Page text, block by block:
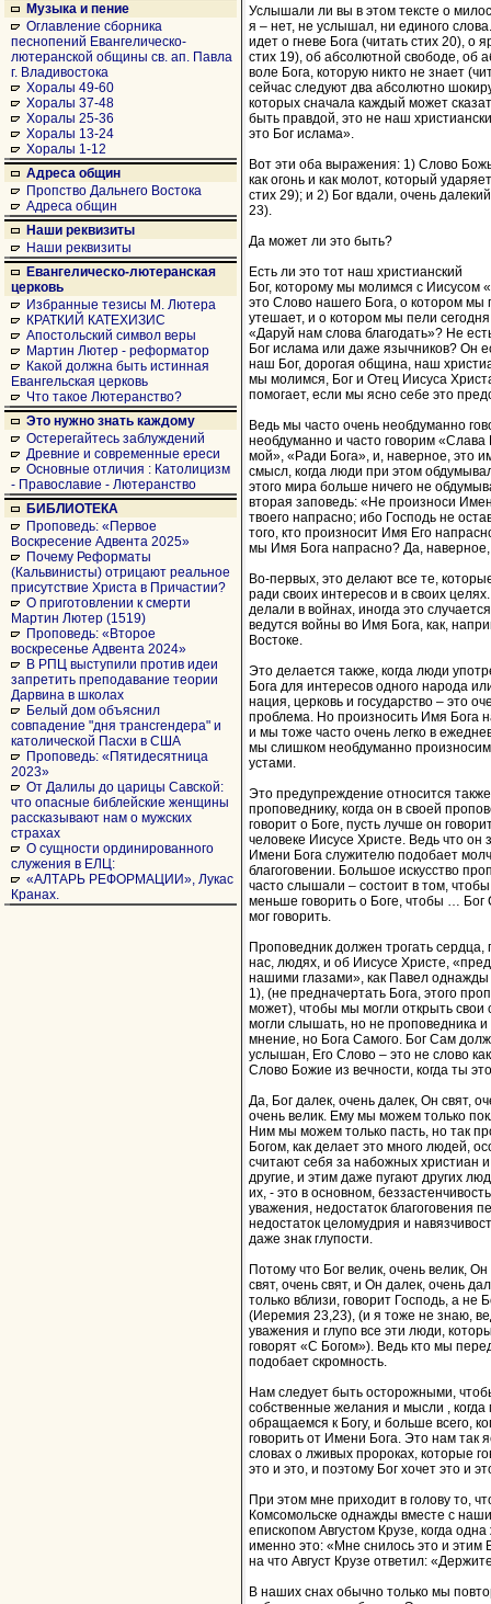
Музыка и пение
Оглавление сборника
песнопений Евангелическо-
лютеранской общины св. ап. Павла
г. Владивостока
Хоралы 49-60
Хоралы 37-48
Хоралы 25-36
Хоралы 13-24
Хоралы 1-12
Адреса общин
Пропство Дальнего Востока
Адреса общин
Наши реквизиты
Наши реквизиты
Евангелическо-лютеранская
церковь
Избранные тезисы М. Лютера
КРАТКИЙ КАТЕХИЗИС
Апостольский символ веры
Мартин Лютер - реформатор
Какой должна быть истинная
Евангельская церковь
Что такое Лютеранство?
Это нужно знать каждому
Остерегайтесь заблуждений
Древние и современные ереси
Основные отличия : Католицизм
- Православие - Лютеранство
БИБЛИОТЕКА
Проповедь: «Первое
Воскресение Адвента 2025»
Почему Реформаты
(Кальвинисты) отрицают реальное
присутствие Христа в Причастии?
О приготовлении к смерти
Мартин Лютер (1519)
Проповедь: «Второе
воскресенье Адвента 2024»
В РПЦ выступили против идеи
запретить преподавание теории
Дарвина в школах
Белый дом объяснил
совпадение "дня трансгендера" и
католической Пасхи в США
Проповедь: «Пятидесятница
2023»
От Далилы до царицы Савской:
что опасные библейские женщины
рассказывают нам о мужских
страхах
О сущности ординированного
служения в ЕЛЦ:
«АЛТАРЬ РЕФОРМАЦИИ», Лукас
Кранах.
Услышали ли вы в этом тексте о
я – нет, не услышал, ни единого
идет о гневе Бога (читать стих 20), о
стих 19), об абсолютной свободе, об
воле Бога, которую никто не знает
сейчас следуют два абсолютно
которых сначала каждый может
быть правдой, это не наш
это Бог ислама».
Вот эти оба выражения: 1) Слово
как огонь и как молот, который
стих 29); и 2) Бог вдали, очень
23).
Да может ли это быть?
Есть ли это тот наш христианский
Бог, которому мы молимся с Иисусом
это Слово нашего Бога, о котором мы
утешает, и о котором мы пели
«Даруй нам слова благодать»? Не
Бог ислама или даже язычников? Он
наш Бог, дорогая община, наш
мы молимся, Бог и Отец Иисуса
помогает, если мы ясно себе это
Ведь мы часто очень необдуманно
необдуманно и часто говорим
мой», «Ради Бога», и, наверное, это
смысл, когда люди при этом
этого мира больше ничего не
вторая заповедь: «Не произноси
твоего напрасно; ибо Господь не
того, кто произносит Имя Его
мы Имя Бога напрасно? Да, наверное,
Во-первых, это делают все те,
ради своих интересов и в своих
делали в войнах, иногда это
ведутся войны во Имя Бога, как,
Востоке.
Это делается также, когда люди
Бога для интересов одного народа
нация, церковь и государство – это
проблема. Но произносить Имя Бога
и мы тоже часто очень легко в
мы слишком необдуманно
устами.
Это предупреждение относится
проповеднику, когда он в своей
говорит о Боге, пусть лучше он
человеке Иисусе Христе. Ведь что он
Имени Бога служителю подобает
благоговении. Большое искусство
часто слышали – состоит в том,
меньше говорить о Боге, чтобы … Бог
мог говорить.
Проповедник должен трогать сердца,
нас, людях, и об Иисусе Христе,
нашими глазами», как Павел однажды
1), (не предначертать Бога, этого
может), чтобы мы могли открыть свои
могли слышать, но не проповедника и
мнение, но Бога Самого. Бог Сам
услышан, Его Слово – это не слово
Слово Божие из вечности, когда ты
Да, Бог далек, очень далек, Он свят,
очень велик. Ему мы можем только
Ним мы можем только пасть, но так
Богом, как делает это много людей,
считают себя за набожных христиан
другие, и этим даже пугают других
их, - это в основном,
уважения, недостаток благоговения
недостаток целомудрия и
даже знак глупости.
Потому что Бог велик, очень велик, Он
свят, очень свят, и Он далек, очень
только вблизи, говорит Господь, а не
(Иеремия 23,23), (и я тоже не знаю,
уважения и глупо все эти люди,
говорят «С Богом»). Ведь кто мы
подобает скромность.
Нам следует быть осторожными,
собственные желания и мысли , когда
обращаемся к Богу, и больше всего,
говорить от Имени Бога. Это нам так
словах о лживых пророках, которые
это и это, и поэтому Бог хочет это и
При этом мне приходит в голову то,
Комсомольске однажды вместе с
епископом Августом Крузе, когда
именно это: «Мне снилось это и этим
на что Август Крузе ответил:
В наших снах обычно только мы